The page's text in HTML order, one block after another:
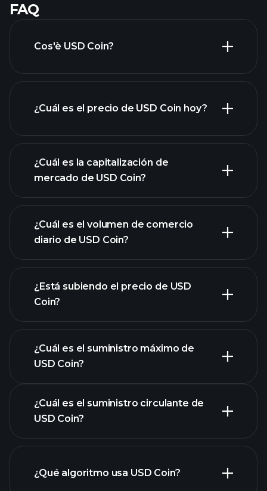
FAQ
Cos'è USD Coin?
¿Cuál es el precio de USD Coin hoy?
gráfico avanzado
¿Cuál es la capitalización de
mercado de USD Coin?
¿Cuál es el volumen de comercio
diario de USD Coin?
¿Está subiendo el precio de USD
Coin?
gráfico de USD Coin
¿Cuál es el suministro máximo de
USD Coin?
¿Cuál es el suministro circulante de
USD Coin?
¿Qué algoritmo usa USD Coin?